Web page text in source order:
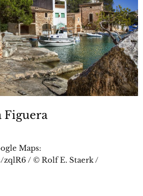
Figuera
Maps:
/ © Rolf E. Staerk /